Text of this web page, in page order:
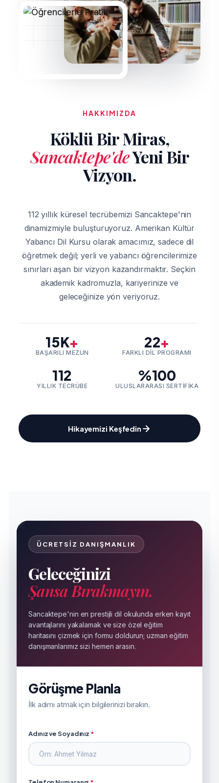
HAKKIMIZDA
Köklü Bir Miras,
Sancaktepe'deYeni Bir
Vizyon.
112 yıllık küresel tecrübemizi Sancaktepe'nin
dinamizmiyle buluşturuyoruz. Amerikan Kültür
Yabancı Dil Kursu olarak amacımız, sadece dil
öğretmek değil; yerli ve yabancı öğrencilerimize
sınırları aşan bir vizyon kazandırmaktır. Seçkin
akademik kadromuzla, kariyerinize ve
geleceğinize yön veriyoruz.
15K+
BAŞARILI MEZUN
22+
FARKLI DIL PROGRAMI
112
YILLIK TECRÜBE
%100
ULUSLARARASI SERTIFIKA
Hikayemizi Keşfedin
ÜCRETSIZ DANIŞMANLIK
Geleceğinizi
Şansa Bırakmayın.
Sancaktepe'nin en prestijli dil okulunda erken kayıt
avantajlarını yakalamak ve size özel eğitim
haritasını çizmek için formu doldurun; uzman eğitim
danışmanlarımız sizi hemen arasın.
Görüşme Planla
İlk adımı atmak için bilgilerinizi bırakın.
Adınız ve Soyadınız *